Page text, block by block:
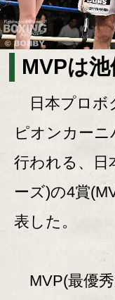
MVPは
日本プロボ
ピオンカー
行われる、日
ーズ)の4賞
表した。
MVP(最優